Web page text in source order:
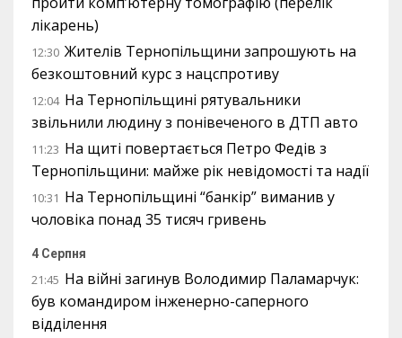
лікарень)
12:30 Жителів Тернопільщини запрошують на
безкоштовний курс з нацспротиву
12:04 На Тернопільщині рятувальники
звільнили людину з понівеченого в ДТП авто
11:23 На щиті повертається Петро Федів з
Тернопільщини: майже рік невідомості та надії
10:31 На Тернопільщині “банкір” виманив у
чоловіка понад 35 тисяч гривень
4 Серпня
21:45 На війні загинув Володимир Паламарчук:
був командиром інженерно-саперного
відділення